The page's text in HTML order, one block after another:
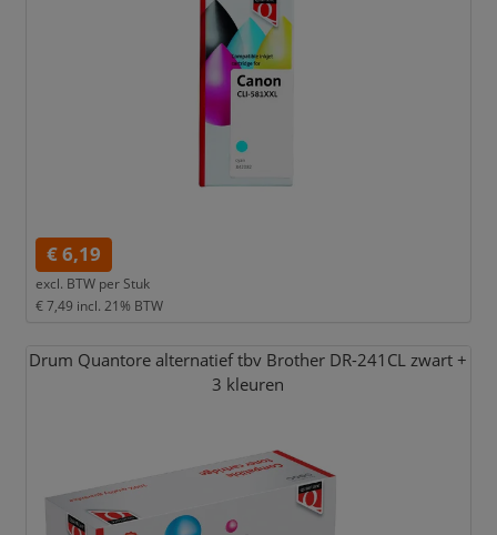
€ 6,19
excl. BTW per Stuk
€ 7,49 incl. 21% BTW
Drum Quantore alternatief tbv Brother DR-241CL zwart +
3 kleuren